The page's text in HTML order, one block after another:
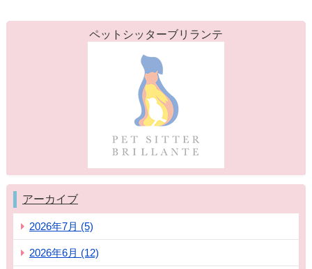
ペットシッターブリランテ
アーカイブ
2026年7月 (5)
2026年6月 (12)